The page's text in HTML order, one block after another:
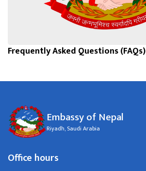
Frequently Asked Questions (FAQs)
Embassy of Nepal
Riyadh, Saudi Arabia
Office hours